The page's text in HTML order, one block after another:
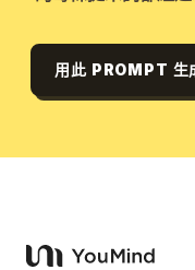
用此 PROMPT 生